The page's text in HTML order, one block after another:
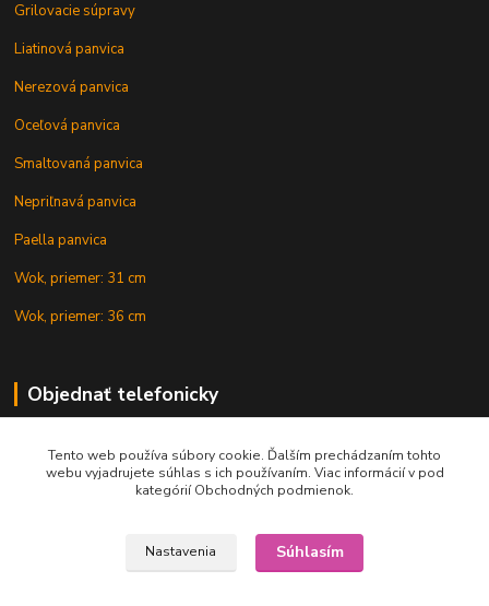
Grilovacie súpravy
Liatinová panvica
Nerezová panvica
Oceľová panvica
Smaltovaná panvica
Nepriľnavá panvica
Paella panvica
Wok, priemer: 31 cm
Wok, priemer: 36 cm
Objednať telefonicky
+421 902 212 007
Tento web používa súbory cookie. Ďalším prechádzaním tohto
webu vyjadrujete súhlas s ich používaním. Viac informácií v pod
kategórií Obchodných podmienok.
Nastavenia Súhlasím